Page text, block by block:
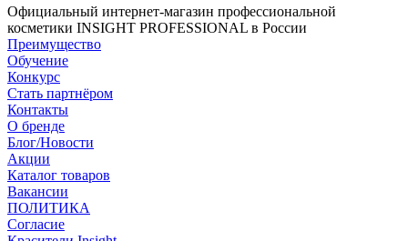
Официальный интернет-магазин профессиональной
косметики INSIGHT PROFESSIONAL в России
Преимущество
Обучение
Конкурс
Стать партнёром
Контакты
О бренде
Блог/Новости
Акции
Каталог товаров
Вакансии
ПОЛИТИКА
Согласие